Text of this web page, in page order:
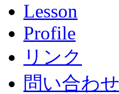
Lesson
Profile
リンク
問い合わせ